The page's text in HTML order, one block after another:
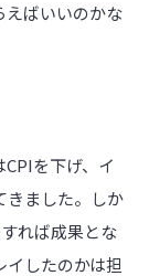
えばいいのかな
を下げ、イ
きました。しか
れば成果とな
したのかは担